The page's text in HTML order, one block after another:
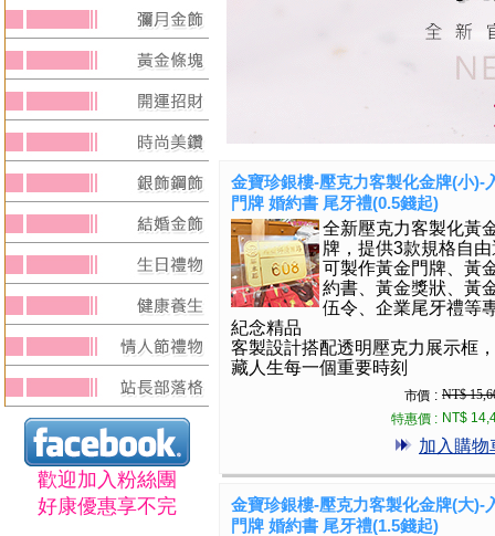
歡迎加入粉絲團
好康優惠享不完
金寶珍銀樓-壓克力客製化金牌(小)-
門牌 婚約書 尾牙禮(0.5錢起)
全新壓克力客製化黃
牌，提供3款規格自
可製作黃金門牌、黃
約書、黃金獎狀、黃
伍令、企業尾牙禮等
紀念精品
客製設計搭配透明壓克力展示框
藏人生每一個重要時刻
市價 : NT$
特惠價 : NT$
加入購物
金寶珍銀樓-壓克力客製化金牌(大)-
門牌 婚約書 尾牙禮(1.5錢起)